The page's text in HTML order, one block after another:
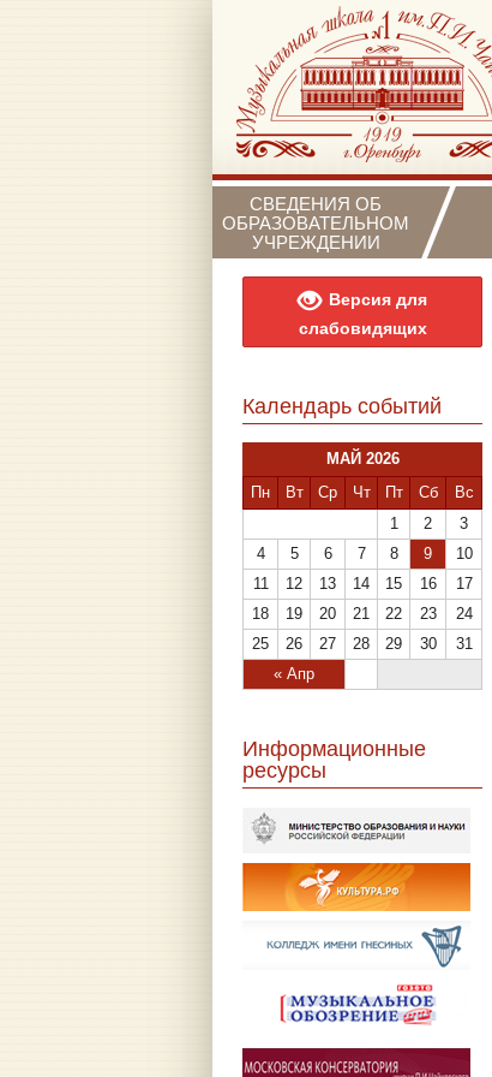
СВЕДЕНИЯ ОБ
ОБРАЗОВАТЕЛЬНОМ
УЧРЕЖДЕНИИ
Версия для
слабовидящих
Календарь событий
МАЙ 2026
Пн
Вт Ср Чт Пт Сб Вс
« Апр
1 2
3
4
5 6 7 8 9
10
11
12 13 14 15 16
17
18
19 20 21 22 23
24
25
26 27 28 29 30 31
Информационные
ресурсы